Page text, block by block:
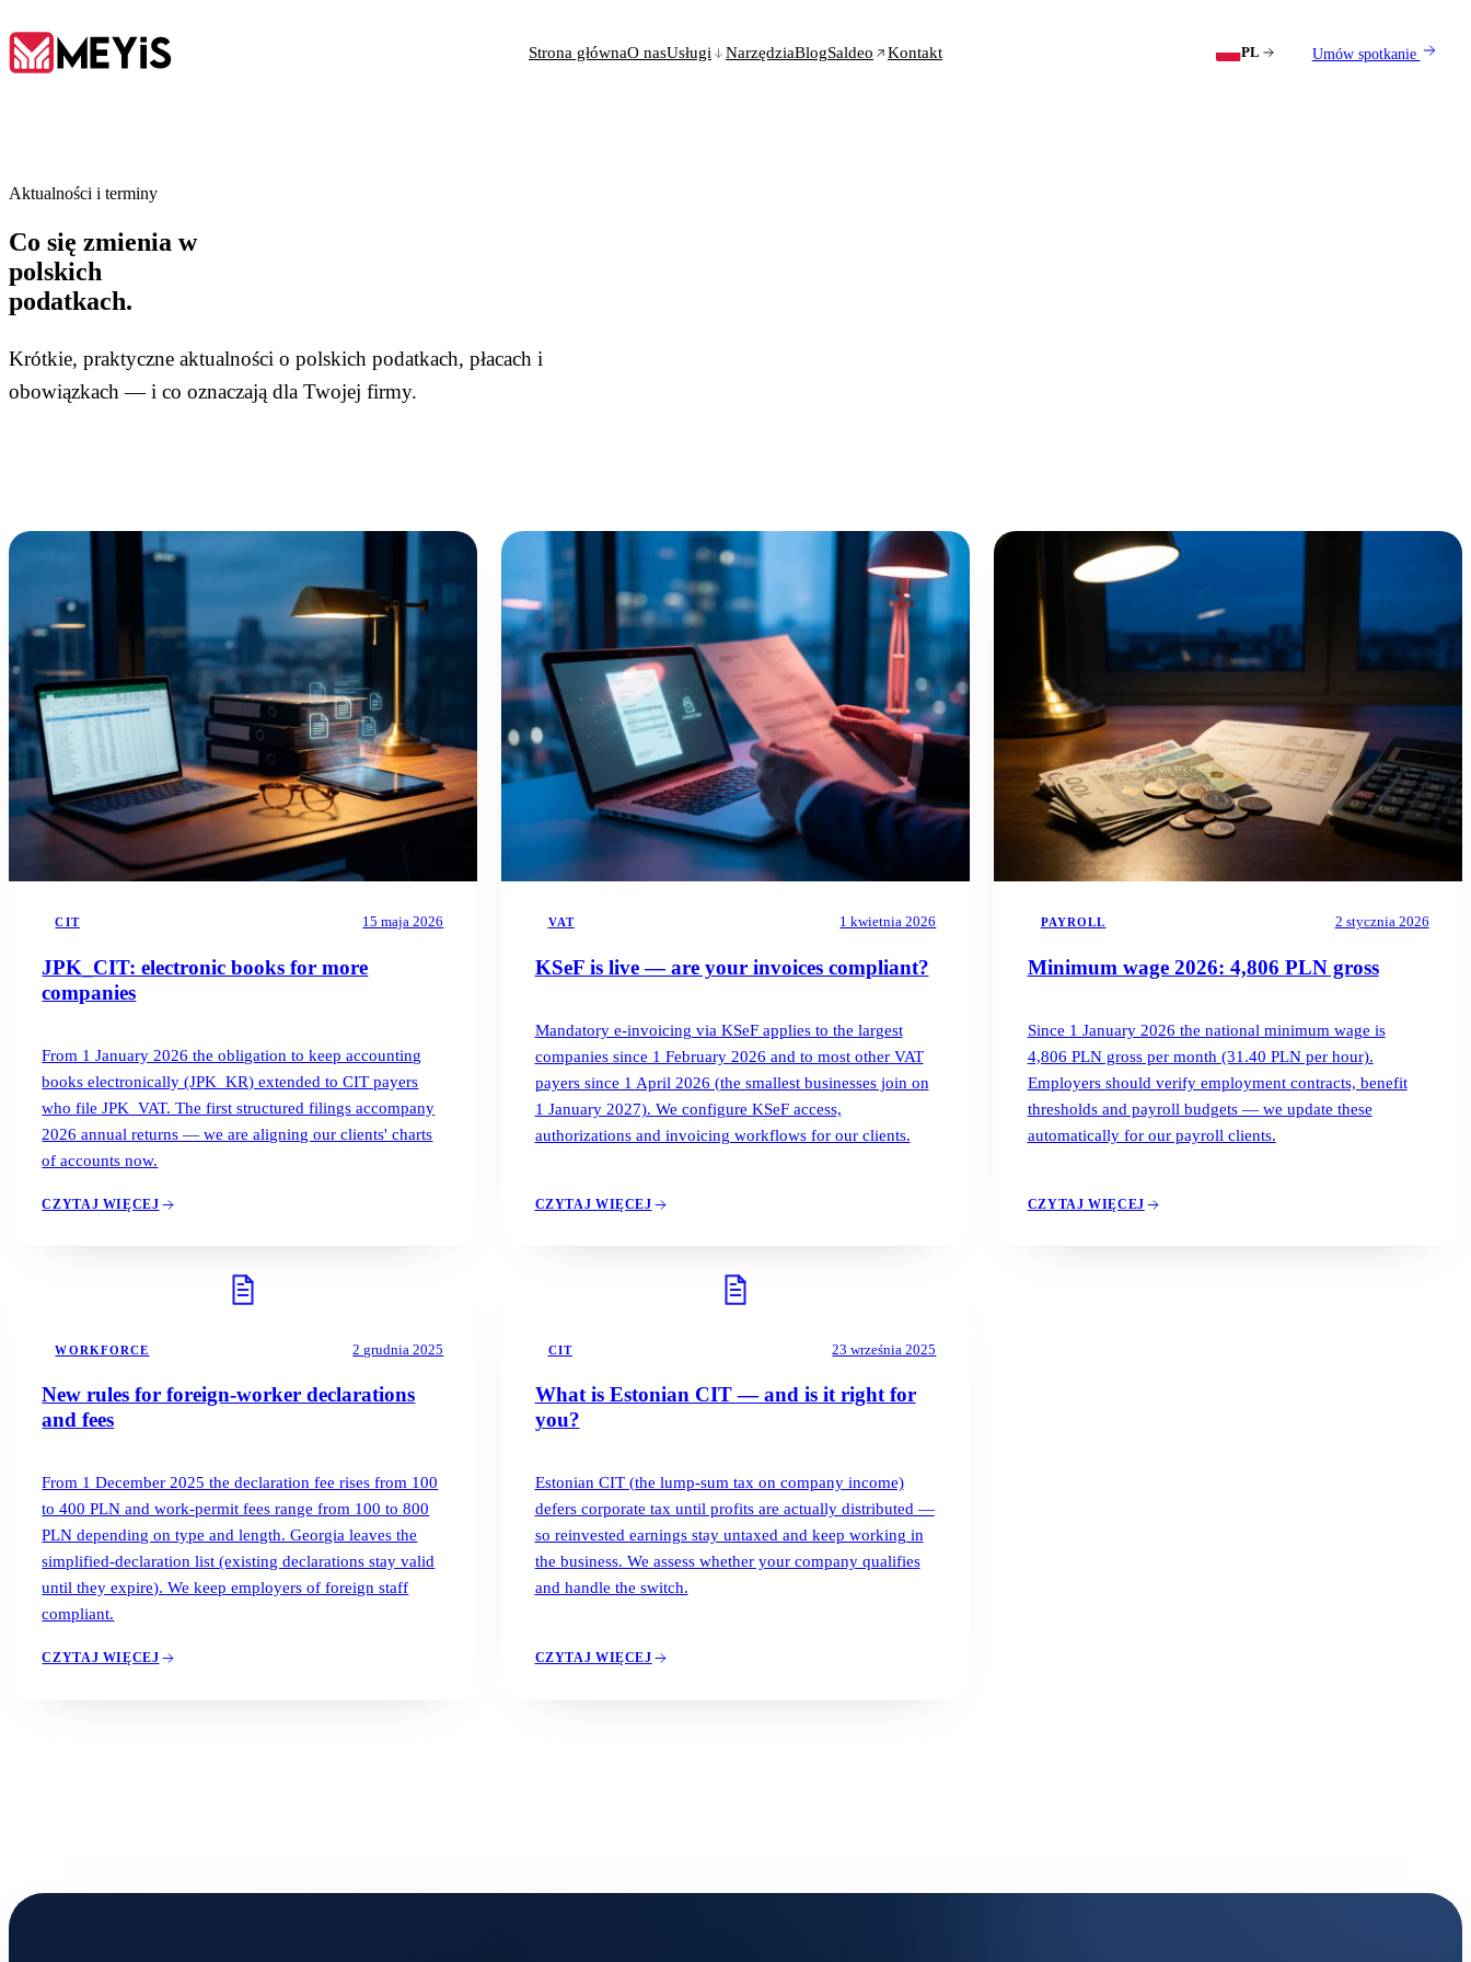
Strona głównaO nasUsługi NarzędziaBlogSaldeo Kontakt PL Umów spotkanie
Strona główna
O nas
Usługi
Blog
06 Saldeo
07Kontakt
Aktualności i terminy
Co się zmienia w
polskich
podatkach.
Krótkie, praktyczne aktualności o polskich podatkach, płacach i
obowiązkach — i co oznaczają dla Twojej firmy.
CIT 15 maja 2026
JPK_CIT: electronic books for more
companies
From 1 January 2026 the obligation to keep accounting
books electronically (JPK_KR) extended to CIT payers
who file JPK_VAT. The first structured filings accompany
2026 annual returns — we are aligning our clients' charts
of accounts now.
CZYTAJ WIĘCEJ
VAT 1 kwietnia 2026
KSeF is live — are your invoices compliant?
Mandatory e-invoicing via KSeF applies to the largest
companies since 1 February 2026 and to most other VAT
payers since 1 April 2026 (the smallest businesses join on
1 January 2027). We configure KSeF access,
authorizations and invoicing workflows for our clients.
CZYTAJ WIĘCEJ
PAYROLL 2 stycznia 2026
Minimum wage 2026: 4,806 PLN gross
Since 1 January 2026 the national minimum wage is
4,806 PLN gross per month (31.40 PLN per hour).
Employers should verify employment contracts, benefit
thresholds and payroll budgets — we update these
automatically for our payroll clients.
CZYTAJ WIĘCEJ
WORKFORCE 2 grudnia 2025
New rules for foreign-worker declarations
and fees
From 1 December 2025 the declaration fee rises from 100
to 400 PLN and work-permit fees range from 100 to 800
PLN depending on type and length. Georgia leaves the
simplified-declaration list (existing declarations stay valid
until they expire). We keep employers of foreign staff
compliant.
CZYTAJ WIĘCEJ
CIT 23 września 2025
What is Estonian CIT — and is it right for
you?
Estonian CIT (the lump-sum tax on company income)
defers corporate tax until profits are actually distributed —
so reinvested earnings stay untaxed and keep working in
the business. We assess whether your company qualifies
and handle the switch.
CZYTAJ WIĘCEJ